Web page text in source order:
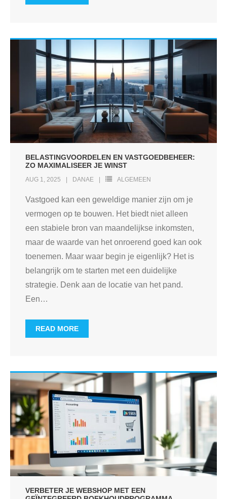
BELASTINGVOORDELEN EN VASTGOEDBEHEER:
ZO MAXIMALISEER JE WINST
AUG 1, 2025 DANAE ALGEMEEN
Vastgoed kan een geweldige manier zijn om je
vermogen op te bouwen. Het biedt niet alleen
een stabiele bron van maandelijkse inkomsten,
maar de waarde van het onroerend goed kan ook
toenemen. Maar waar begin je eigenlijk? Het is
belangrijk om te starten met een duidelijke
strategie. Denk aan de locatie van het pand.
Een…
READ MORE
VERBETER JE WEBSHOP MET EEN